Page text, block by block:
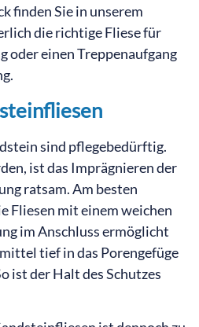
finden Sie in unserem
die richtige Fliese für
oder einen Treppenaufgang
sind pflegebedürftig.
ist das Imprägnieren der
ratsam. Am besten
Fliesen mit einem weichen
im Anschluss ermöglicht
tief in das Porengefüge
ist der Halt des Schutzes